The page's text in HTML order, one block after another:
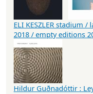
ELI KESZLER stadium
2018 / empty editions
Hildur Guðnadóttir :